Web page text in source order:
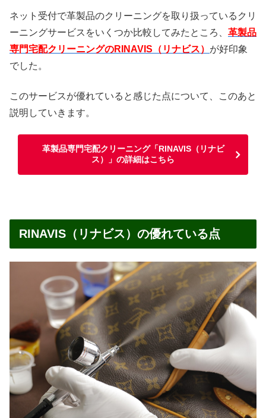
ネット受付で革製品のクリーニングを取り扱っているクリ
ーニングサービスをいくつか比較してみたところ、 革製品
専門宅配クリーニングのRINAVIS（リナビス） が好印象
でした。
このサービスが優れていると感じた点について、このあと
説明していきます。
革製品専門宅配クリーニング「RINAVIS（リナビ
ス）」の詳細はこちら
RINAVIS（リナビス）の優れている点